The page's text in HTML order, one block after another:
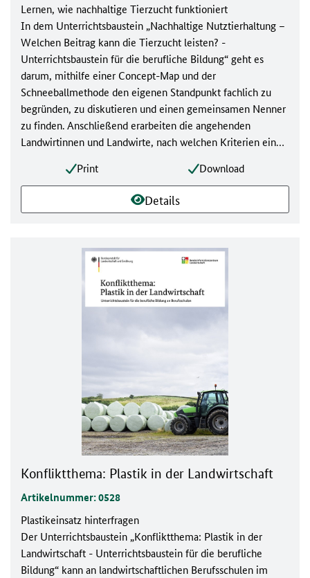
Lernen, wie nachhaltige Tierzucht funktioniert
In dem Unterrichtsbaustein „Nachhaltige Nutztierhaltung –
Welchen Beitrag kann die Tierzucht leisten? -
Unterrichtsbaustein für die berufliche Bildung“ geht es
darum, mithilfe einer Concept-Map und der
Schneeballmethode den eigenen Standpunkt fachlich zu
begründen, zu diskutieren und einen gemeinsamen Nenner
zu finden. Anschließend erarbeiten die angehenden
Landwirtinnen und Landwirte, nach welchen Kriterien ein
wirtschaftlicher, ökologischer und sozialer Aspekte,
ausgewählt wird.
Print Download
Details
Konfliktthema: Plastik in der Landwirtschaft
Artikelnummer: 0528
Plastikeinsatz hinterfragen
Der Unterrichtsbaustein „Konfliktthema: Plastik in der
Landwirtschaft - Unterrichtsbaustein für die berufliche
Bildung“ kann an landwirtschaftlichen Berufsschulen im